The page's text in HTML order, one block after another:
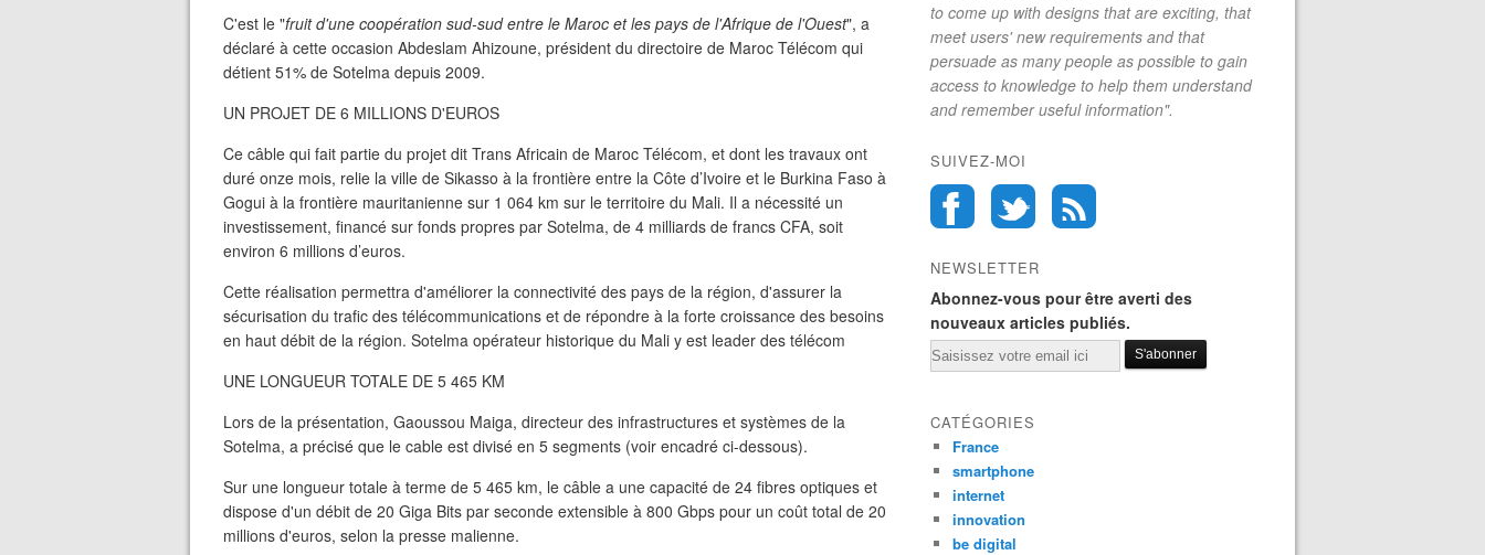
C'est le "fruit d'une coopération sud-sud entre le Maroc et les pays de l'Afrique de l'Ouest", a
déclaré à cette occasion Abdeslam Ahizoune, président du directoire de Maroc Télécom qui
détient 51% de Sotelma depuis 2009.
UN PROJET DE 6 MILLIONS D'EUROS
Ce câble qui fait partie du projet dit Trans Africain de Maroc Télécom, et dont les travaux ont
duré onze mois, relie la ville de Sikasso à la frontière entre la Côte d’Ivoire et le Burkina Faso à
Gogui à la frontière mauritanienne sur 1 064 km sur le territoire du Mali. Il a nécessité un
investissement, financé sur fonds propres par Sotelma, de 4 milliards de francs CFA, soit
environ 6 millions d’euros.
Cette réalisation permettra d'améliorer la connectivité des pays de la région, d'assurer la
sécurisation du trafic des télécommunications et de répondre à la forte croissance des besoins
en haut débit de la région. Sotelma opérateur historique du Mali y est leader des télécom
UNE LONGUEUR TOTALE DE 5 465 KM
Lors de la présentation, Gaoussou Maiga, directeur des infrastructures et systèmes de la
Sotelma, a précisé que le cable est divisé en 5 segments (voir encadré ci-dessous).
Sur une longueur totale à terme de 5 465 km, le câble a une capacité de 24 fibres optiques et
dispose d'un débit de 20 Giga Bits par seconde extensible à 800 Gbps pour un coût total de 20
millions d'euros, selon la presse malienne.
to come up with designs that are exciting, that
meet users' new requirements and that
persuade as many people as possible to gain
access to knowledge to help them understand
and remember useful information".
SUIVEZ-MOI
NEWSLETTER
Abonnez-vous pour être averti des
nouveaux articles publiés.
Email
CATÉGORIES
France
smartphone
internet
innovation
be digital